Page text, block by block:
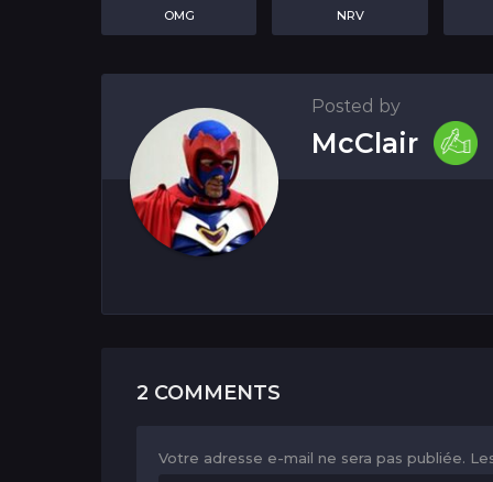
OMG NRV
Posted by
McClair
2 COMMENTS
Votre adresse e-mail ne sera pas publiée.